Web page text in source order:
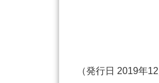
（発行日 2019年